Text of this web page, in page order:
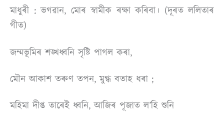
মাধুৰী : ভগৱান, মােৰ স্বামীক ৰক্ষা কৰিবা। (দূৰত ললিতাৰ
গীত)
জম্মভূমিৰ শঙ্খধ্বনি সৃষ্টি পাগল কৰা,
মৌন আকাশ তৰুণ তপন, মুগ্ধ বতাহ ধৰা ;
মহিমা দীপ্ত তাৰেই ধ্বনি, আজিৰ পূজাত ল’হি শুনি